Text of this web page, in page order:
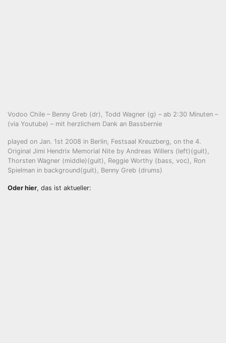
Vodoo Chile – Benny Greb (dr), Todd Wagner (g) – ab 2:30 Minuten –
(via Youtube) – mit herzlichem Dank an Bassbernie
played on Jan. 1st 2008 in Berlin, Festsaal Kreuzberg, on the 4.
Original Jimi Hendrix Memorial Nite by Andreas Willers (left)(guit),
Thorsten Wagner (middle)(guit), Reggie Worthy (bass, voc), Ron
Spielman in background(guit), Benny Greb (drums)
Oder hier, das ist aktueller: